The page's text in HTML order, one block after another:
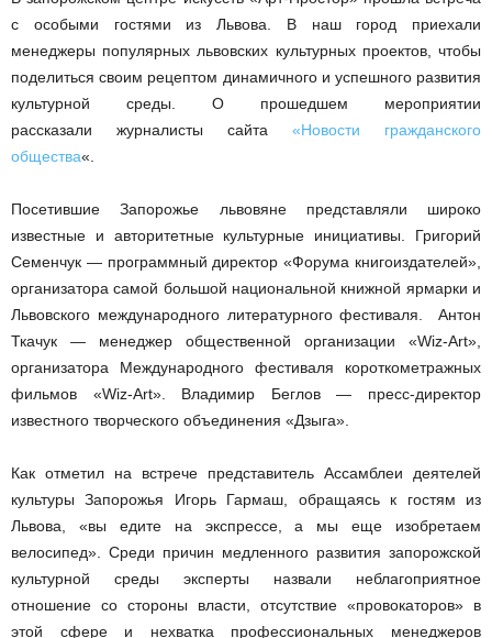
с особыми гостями из Львова. В наш город приехали
менеджеры популярных львовских культурных проектов, чтобы
поделиться своим рецептом динамичного и успешного развития
культурной среды. О прошедшем мероприятии
рассказали журналисты сайта «Новости гражданского
общества«.
Посетившие Запорожье львовяне представляли широко
известные и авторитетные культурные инициативы. Григорий
Семенчук — программный директор «Форума книгоиздателей»,
организатора самой большой национальной книжной ярмарки и
Львовского международного литературного фестиваля. Антон
Ткачук — менеджер общественной организации «Wiz-Art»,
организатора Международного фестиваля короткометражных
фильмов «Wiz-Art». Владимир Беглов — пресс-директор
известного творческого объединения «Дзыга».
Как отметил на встрече представитель Ассамблеи деятелей
культуры Запорожья Игорь Гармаш, обращаясь к гостям из
Львова, «вы едите на экспрессе, а мы еще изобретаем
велосипед». Среди причин медленного развития запорожской
культурной среды эксперты назвали неблагоприятное
отношение со стороны власти, отсутствие «провокаторов» в
этой сфере и нехватка профессиональных менеджеров